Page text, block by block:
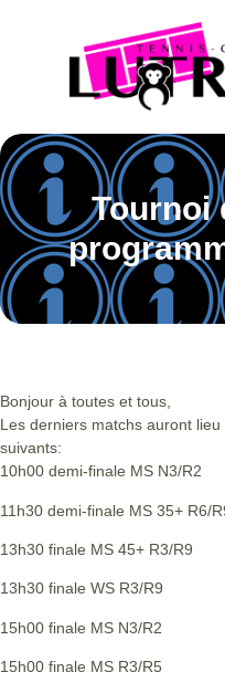
Tournoi
Bonjour à toutes et tous,
Les derniers matchs auront
suivants:
10h00 demi-finale MS N3/R2
11h30 demi-finale MS 35+ R6/
13h30 finale MS 45+ R3/R9
13h30 finale WS R3/R9
15h00 finale MS N3/R2
15h00 finale MS R3/R5